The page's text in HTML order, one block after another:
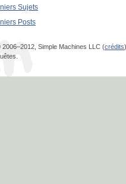
Sujets
Posts
Simple Machines LLC (crédits)